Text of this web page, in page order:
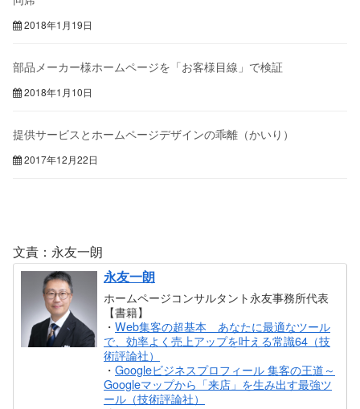
2018年1月19日
部品メーカー様ホームページを「お客様目線」で検証
2018年1月10日
提供サービスとホームページデザインの乖離（かいり）
2017年12月22日
文責：永友一朗
永友一朗
ホームページコンサルタント永友事務所代表
【書籍】
・Web集客の超基本 あなたに最適なツール
で、効率よく売上アップを叶える常識64（技
術評論社）
・Googleビジネスプロフィール 集客の王道～
Googleマップから「来店」を生み出す最強ツ
ール（技術評論社）